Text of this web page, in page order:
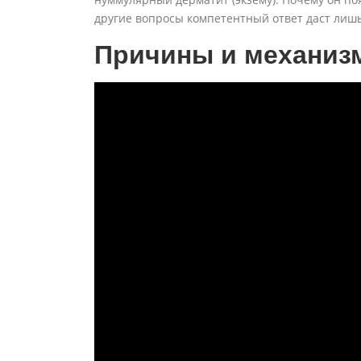
другие вопросы компетентный ответ даст
Причины и